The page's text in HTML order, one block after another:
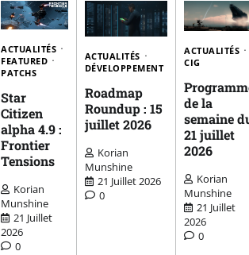
ACTUALITÉS
FEATURED
PATCHS
Star
Citizen
alpha 4.9 :
Frontier
Tensions
Korian
Munshine
21 Juillet
2026
0
ACTUALITÉS
DÉVELOPPEMENT
Roadmap
Roundup : 15
juillet 2026
Korian
Munshine
21 Juillet 2026
0
ACTUALITÉS
CIG
de la
semaine
21 juillet
2026
Korian
Munshine
21 Juillet
2026
0